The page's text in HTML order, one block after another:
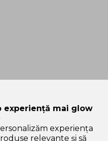
experiență mai glow
experiența
relevante și să